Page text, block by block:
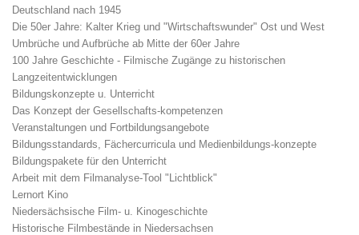
Deutschland nach 1945
Die 50er Jahre: Kalter Krieg und "Wirtschaftswunder" Ost und West
Umbrüche und Aufbrüche ab Mitte der 60er Jahre
100 Jahre Geschichte - Filmische Zugänge zu historischen
Langzeitentwicklungen
Bildungskonzepte u. Unterricht
Das Konzept der Gesellschafts-kompetenzen
Veranstaltungen und Fortbildungsangebote
Bildungsstandards, Fächercurricula und Medienbildungs-konzepte
Bildungspakete für den Unterricht
Arbeit mit dem Filmanalyse-Tool "Lichtblick"
Lernort Kino
Niedersächsische Film- u. Kinogeschichte
Historische Filmbestände in Niedersachsen